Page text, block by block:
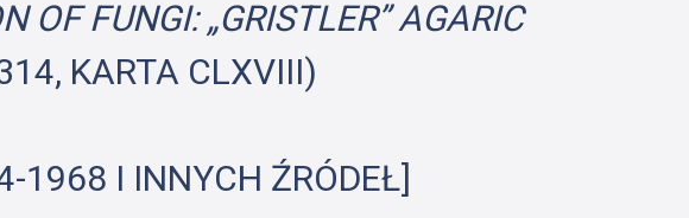
OF FUNGI: „GRISTLER” AGARIC
KARTA CLXVIII)
1968 I INNYCH ŹRÓDEŁ]